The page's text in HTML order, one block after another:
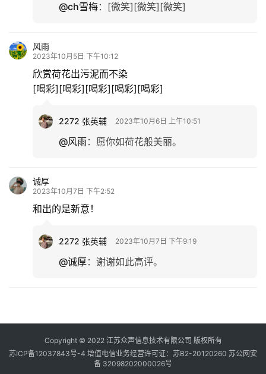
@ch雪梅： [微笑][微笑][微笑]
风雨
2023年10月5日 下午10:12
欣赏荷花出污泥而不染
[喝彩][喝彩][喝彩][喝彩][喝彩]
2272 张英辅 2023年10月6日 上午10:51
@风雨： 愿你如荷花般美丽。
诚厚
2023年10月7日 下午2:52
和出的是新意！
2272 张英辅 2023年10月7日 下午9:19
@诚厚： 谢谢如此高评。
Copyright © 2022 江苏众声信息技术有限公司 版权所有
苏ICP备12037843号-4 增值电信业务经营许可证：苏B2-20120260 苏公网安
备 32098202000026号